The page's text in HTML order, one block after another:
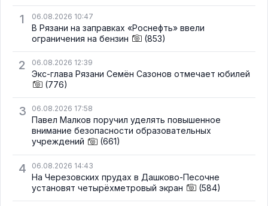
1
06.08.2026 10:47
В Рязани на заправках «Роснефть» ввели
ограничения на бензин
(853)
2 06.08.2026 12:39
Экс-глава Рязани Семён Сазонов отмечает юбилей
(776)
3 06.08.2026 17:58
Павел Малков поручил уделять повышенное
внимание безопасности образовательных
учреждений
(661)
4 06.08.2026 14:43
На Черезовских прудах в Дашково-Песочне
установят четырёхметровый экран
(584)